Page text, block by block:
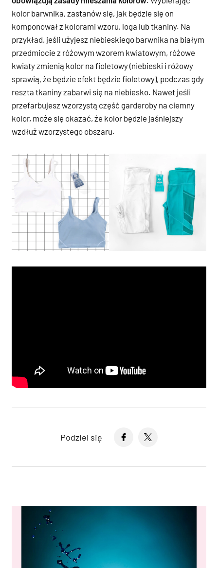
kolor barwnika, zastanów się, jak będzie się on
komponował z kolorami wzoru, loga lub tkaniny. Na
przykład, jeśli użyjesz niebieskiego barwnika na białym
przedmiocie z różowym wzorem kwiatowym, różowe
kwiaty zmienią kolor na fioletowy (niebieski i różowy
sprawią, że będzie efekt będzie fioletowy), podczas gdy
reszta tkaniny zabarwi się na niebiesko. Nawet jeśli
przefarbujesz wzorzystą część garderoby na ciemny
kolor, może się okazać, że kolor będzie jaśniejszy
wzdłuż wzorzystego obszaru.
Podziel się